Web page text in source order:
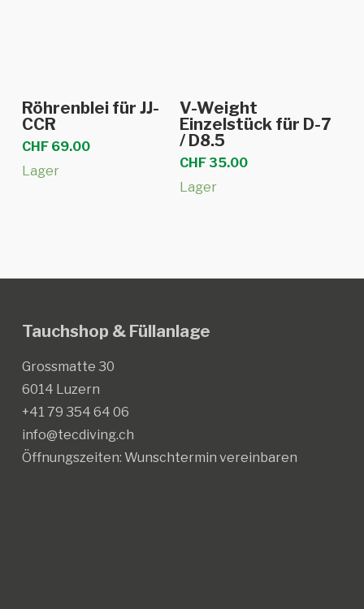
In den Warenkorb
Röhrenblei für JJ-
CCR
CHF69.00
Lager
In den Warenkorb
V-Weight
Einzelstück für D-7
/ D8.5
CHF35.00
Lager
Tauchshop & Füllanlage
Grossmatte 30
6014 Luzern
+41 79 354 64 06
info@tecdiving.ch
Öffnungszeiten: Wunschtermin vereinbaren